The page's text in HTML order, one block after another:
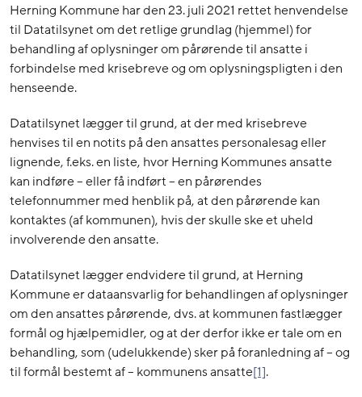
Herning Kommune har den 23. juli 2021 rettet henvendelse
til Datatilsynet om det retlige grundlag (hjemmel) for
behandling af oplysninger om pårørende til ansatte i
forbindelse med krisebreve og om oplysningspligten i den
henseende.
Datatilsynet lægger til grund, at der med krisebreve
henvises til en notits på den ansattes personalesag eller
lignende, f.eks. en liste, hvor Herning Kommunes ansatte
kan indføre – eller få indført – en pårørendes
telefonnummer med henblik på, at den pårørende kan
kontaktes (af kommunen), hvis der skulle ske et uheld
involverende den ansatte.
Datatilsynet lægger endvidere til grund, at Herning
Kommune er dataansvarlig for behandlingen af oplysninger
om den ansattes pårørende, dvs. at kommunen fastlægger
formål og hjælpemidler, og at der derfor ikke er tale om en
behandling, som (udelukkende) sker på foranledning af – og
til formål bestemt af – kommunens ansatte[1].